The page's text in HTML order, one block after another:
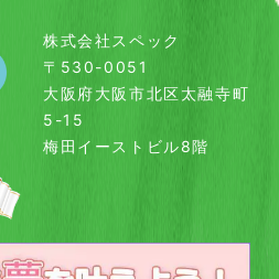
株式会社スペック
〒530-0051
大阪府大阪市北区太融寺町
5-15
梅田イーストビル8階